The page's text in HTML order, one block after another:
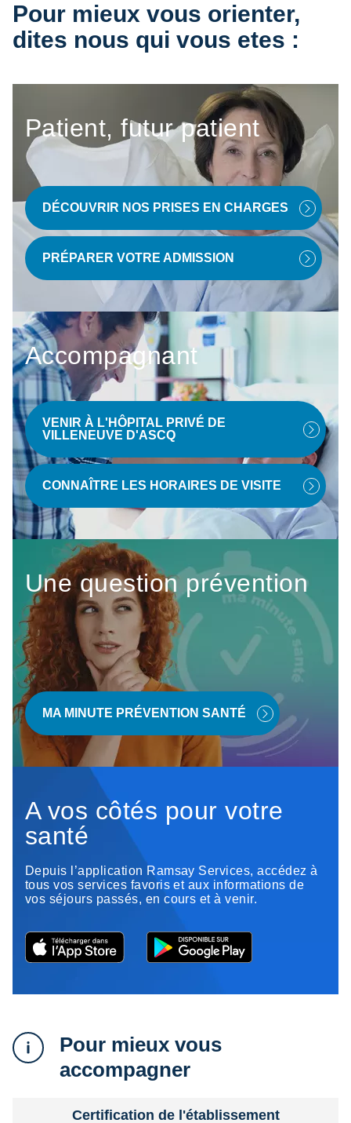
Pour mieux vous orienter,
dites nous qui vous etes :
Patient, futur patient
DÉCOUVRIR NOS PRISES EN CHARGES
PRÉPARER VOTRE ADMISSION
Accompagnant
VENIR À L'HÔPITAL PRIVÉ DE
VILLENEUVE D'ASCQ
CONNAÎTRE LES HORAIRES DE VISITE
Une question prévention
MA MINUTE PRÉVENTION SANTÉ
A vos côtés pour votre
santé
Depuis l’application Ramsay Services, accédez à
tous vos services favoris et aux informations de
vos séjours passés, en cours et à venir.
Pour mieux vous
accompagner
Certification de l'établissement